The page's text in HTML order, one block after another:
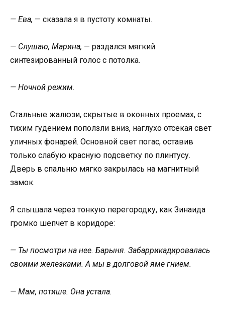
— Ева, — сказала я в пустоту комнаты.
— Слушаю, Марина, — раздался мягкий
синтезированный голос с потолка.
— Ночной режим.
Стальные жалюзи, скрытые в оконных проемах, с
тихим гудением поползли вниз, наглухо отсекая свет
уличных фонарей. Основной свет погас, оставив
только слабую красную подсветку по плинтусу.
Дверь в спальню мягко закрылась на магнитный
замок.
Я слышала через тонкую перегородку, как Зинаида
громко шепчет в коридоре:
— Ты посмотри на нее. Барыня. Забаррикадировалась
своими железками. А мы в долговой яме гнием.
— Мам, потише. Она устала.